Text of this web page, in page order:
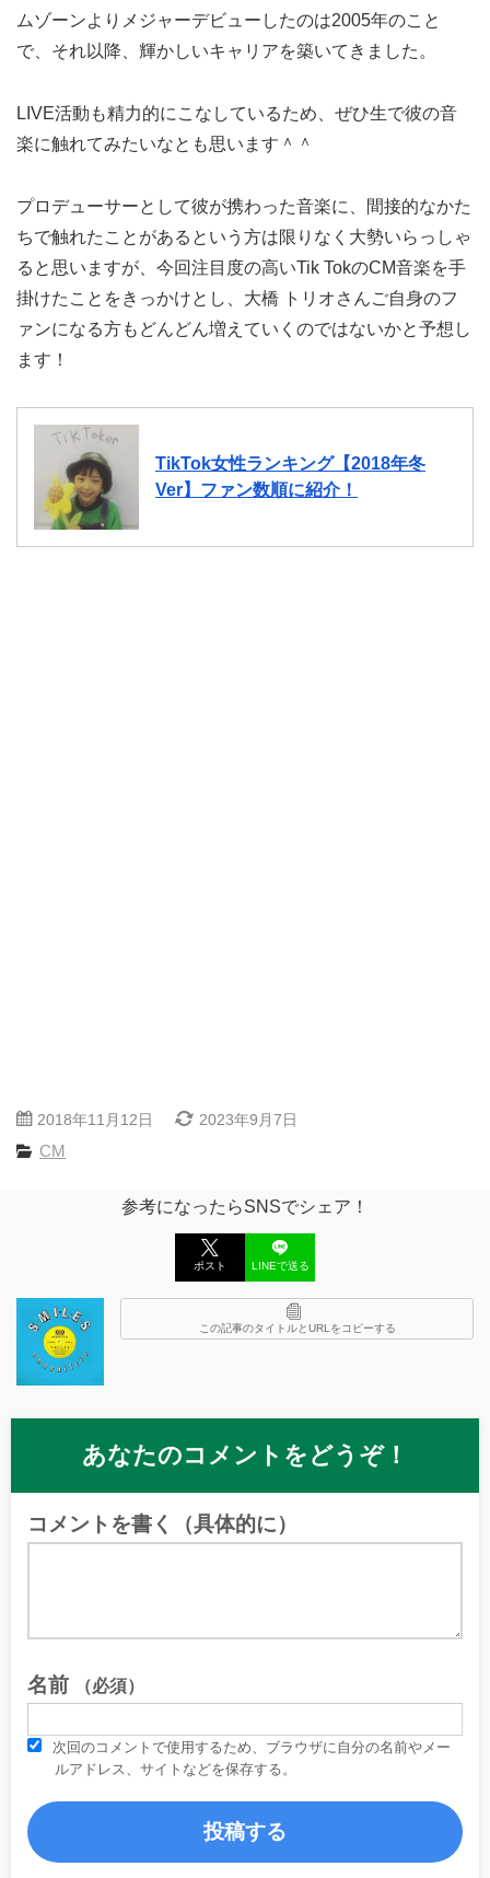
ムゾーンよりメジャーデビューしたのは2005年のこと
で、それ以降、輝かしいキャリアを築いてきました。
LIVE活動も精力的にこなしているため、ぜひ生で彼の音
楽に触れてみたいなとも思います＾＾
プロデューサーとして彼が携わった音楽に、間接的なかた
ちで触れたことがあるという方は限りなく大勢いらっしゃ
ると思いますが、今回注目度の高いTik TokのCM音楽を手
掛けたことをきっかけとし、大橋 トリオさんご自身のフ
ァンになる方もどんどん増えていくのではないかと予想し
ます！
TikTok女性ランキング【2018年冬
Ver】ファン数順に紹介！
2018年11月12日 2023年9月7日
CM
参考になったらSNSでシェア！
ポスト LINEで送る
この記事のタイトルとURLをコピーする
あなたのコメントをどうぞ！
コメントを書く（具体的に）
名前 （必須）
次回のコメントで使用するため、ブラウザに自分の名前やメー
ルアドレス、サイトなどを保存する。